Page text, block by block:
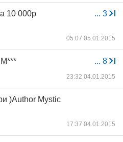
... 3
10 000р
05:07 05.01.2015
... 8
23:32 04.01.2015
)Author Mystic
17:37 04.01.2015